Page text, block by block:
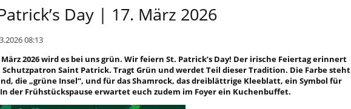
Day | 17. März 2026
08:13
März 2026 wird es bei uns grün. Wir feiern St. Patrick’s Day! Der irische Feiertag erinnert
Schutzpatron Saint Patrick. Tragt Grün und werdet Teil dieser Tradition. Die Farbe steht
die „grüne Insel“, und für das Shamrock, das dreiblättrige Kleeblatt, ein Symbol für
der Frühstückspause erwartet euch zudem im Foyer ein Kuchenbuffet.